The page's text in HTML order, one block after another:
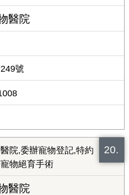
醫院
號
20.
院,委辦寵物登記,特約
物絕育手術
醫院